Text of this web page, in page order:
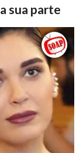
sua parte